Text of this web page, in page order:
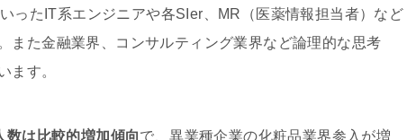
ったIT系エンジニアや各SIer、MR（医薬情報担当者）など
また金融業界、コンサルティング業界など論理的な思考
ます。
数は比較的増加傾向で、異業種企業の化粧品業界参入が増